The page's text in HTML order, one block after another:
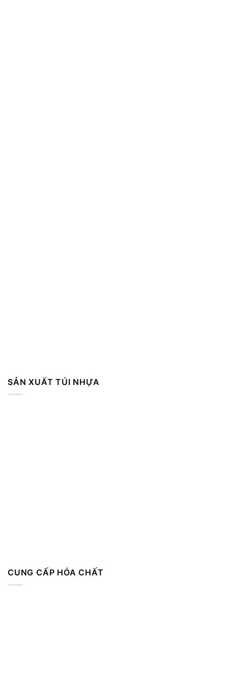
SẢN XUẤT TÚI NHỰA
CUNG CẤP HÓA CHẤT